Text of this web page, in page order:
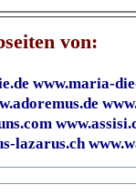
von:
www.maria-
lazarus.ch